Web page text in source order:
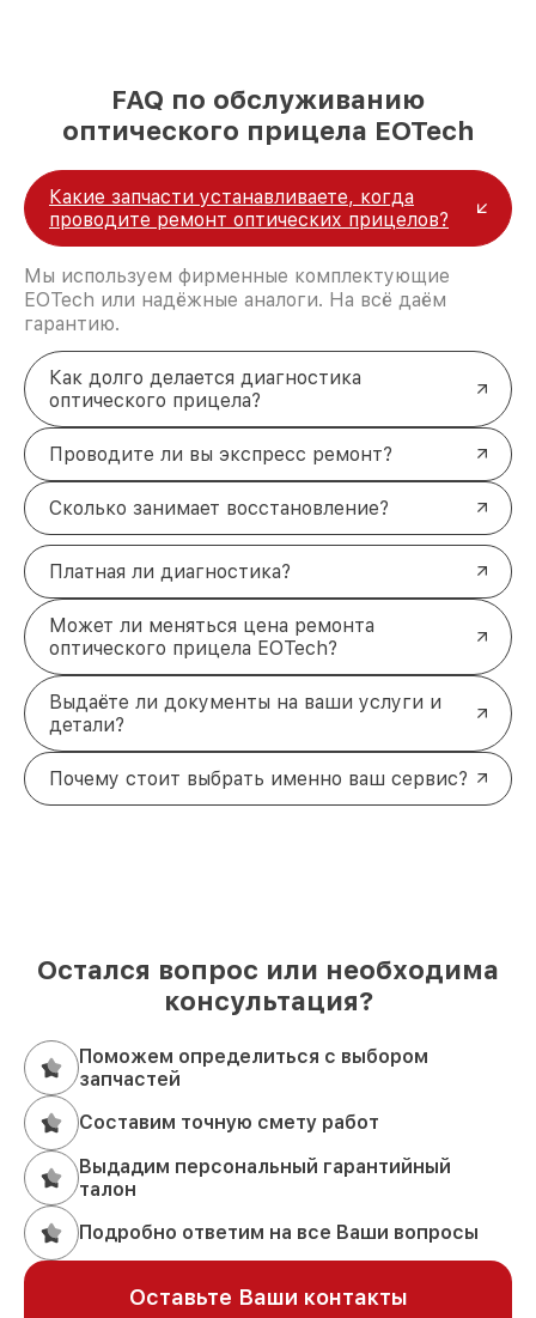
FAQ по обслуживанию
оптического прицела EOTech
Какие запчасти устанавливаете, когда
проводите ремонт оптических прицелов?
Мы используем фирменные комплектующие
EOTech или надёжные аналоги. На всё даём
гарантию.
Как долго делается диагностика
оптического прицела?
Проводите ли вы экспресс ремонт?
Сколько занимает восстановление?
Платная ли диагностика?
Может ли меняться цена ремонта
оптического прицела EOTech?
Выдаёте ли документы на ваши услуги и
детали?
Почему стоит выбрать именно ваш сервис?
Остался вопрос или необходима
консультация?
Поможем определиться с выбором
запчастей
Составим точную смету работ
Выдадим персональный гарантийный
талон
Подробно ответим на все Ваши вопросы
Оставьте Ваши контакты